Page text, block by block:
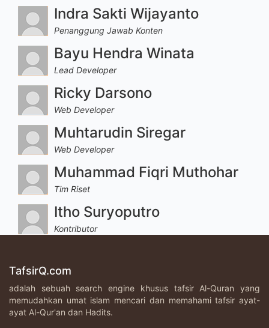
Indra Sakti Wijayanto
Penanggung Jawab Konten
Bayu Hendra Winata
Lead Developer
Ricky Darsono
Web Developer
Muhtarudin Siregar
Web Developer
Muhammad Fiqri Muthohar
Tim Riset
Itho Suryoputro
Kontributor
TafsirQ.com
adalah sebuah search engine khusus tafsir Al-Quran yang
memudahkan umat islam mencari dan memahami tafsir ayat-
ayat Al-Qur'an dan Hadits.